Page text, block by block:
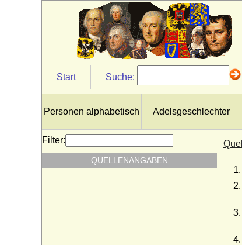
Start Suche:
Personen alphabetisch Adelsgeschlechter
Filter:
QUELLENANGABEN